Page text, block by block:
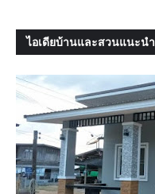
ไอเดียบ้านและสวนแนะนำ